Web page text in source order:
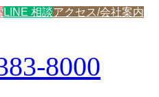
LINE 相談アクセス/会社案内
8000